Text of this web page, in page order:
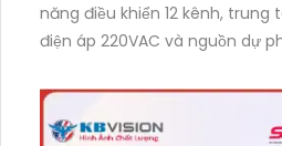
năng điều khiển 12 kênh, trung
điện áp 220VAC và nguồn dự
thị phụ, giúp giám sát và xử lý